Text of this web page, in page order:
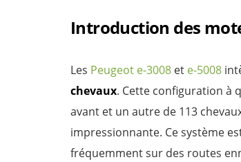
Introduction des
Les Peugeot e-3008 et e-5008
chevaux. Cette configuration à
avant et un autre de 113
impressionnante. Ce système
fréquemment sur des routes